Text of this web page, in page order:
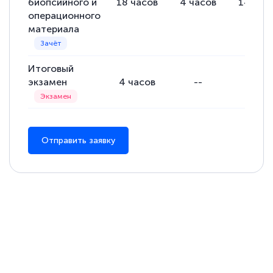
операционного
материала
Итоговый
экзамен
4 часов --
Отправить заявку